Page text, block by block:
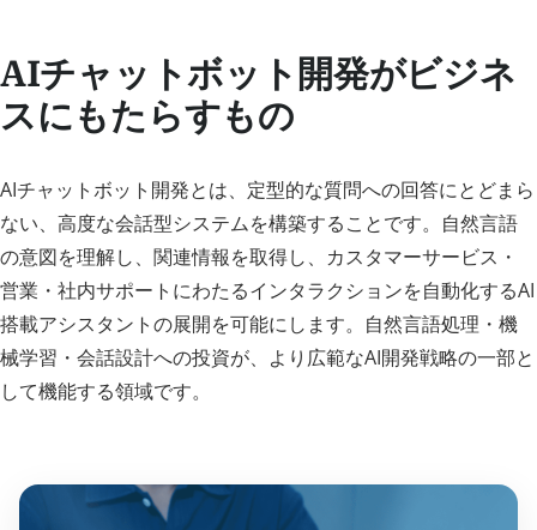
AIチャットボット開発がビジネ
スにもたらすもの
AIチャットボット開発とは、定型的な質問への回答にとどまら
ない、高度な会話型システムを構築することです。自然言語
の意図を理解し、関連情報を取得し、カスタマーサービス・
営業・社内サポートにわたるインタラクションを自動化するAI
搭載アシスタントの展開を可能にします。自然言語処理・機
械学習・会話設計への投資が、より広範なAI開発戦略の一部と
して機能する領域です。